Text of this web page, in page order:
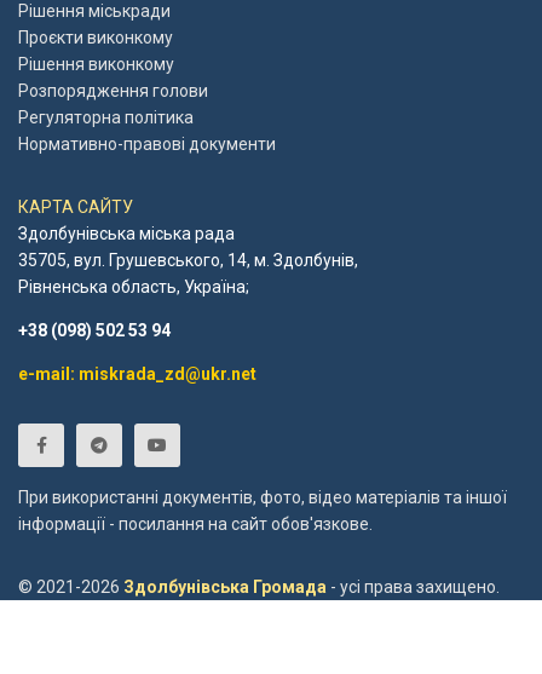
Рішення міськради
Проєкти виконкому
Рішення виконкому
Розпорядження голови
Регуляторна політика
Нормативно-правові документи
КАРТА САЙТУ
Здолбунівська міська рада
35705, вул. Грушевського, 14, м. Здолбунів,
Рівненська область, Україна;
+38 (098) 502 53 94
e-mail: miskrada_zd@ukr.net
При використанні документів, фото, відео матеріалів та іншої
інформації - посилання на сайт обов'язкове.
© 2021-2026 Здолбунівська Громада - усі права захищено.